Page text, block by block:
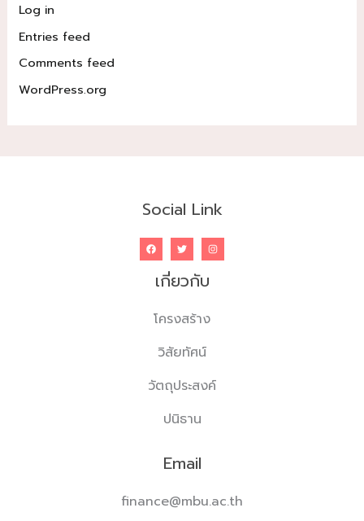
Log in
Entries feed
Comments feed
WordPress.org
Social Link
เกี่ยวกับ
โครงสร้าง
วิสัยทัศน์
วัตถุประสงค์
ปนิธาน
Email
finance@mbu.ac.th